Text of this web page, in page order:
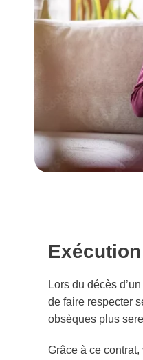
Lors du décès
de faire respecter
obsèques plus
Grâce à ce